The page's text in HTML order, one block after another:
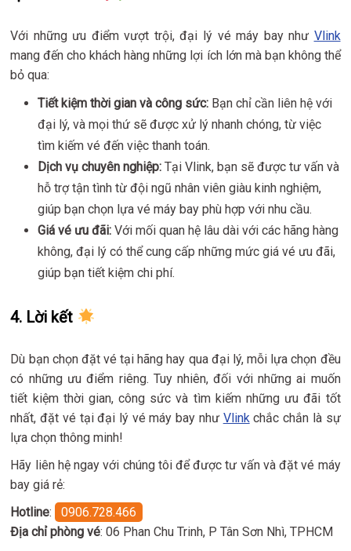
Với những ưu điểm vượt trội, đại lý vé máy bay như Vlink
mang đến cho khách hàng những lợi ích lớn mà bạn không thể
bỏ qua:
Tiết kiệm thời gian và công sức: Bạn chỉ cần liên hệ với
đại lý, và mọi thứ sẽ được xử lý nhanh chóng, từ việc
tìm kiếm vé đến việc thanh toán.
Dịch vụ chuyên nghiệp: Tại Vlink, bạn sẽ được tư vấn và
hỗ trợ tận tình từ đội ngũ nhân viên giàu kinh nghiệm,
giúp bạn chọn lựa vé máy bay phù hợp với nhu cầu.
Giá vé ưu đãi: Với mối quan hệ lâu dài với các hãng hàng
không, đại lý có thể cung cấp những mức giá vé ưu đãi,
giúp bạn tiết kiệm chi phí.
4. Lời kết
Dù bạn chọn đặt vé tại hãng hay qua đại lý, mỗi lựa chọn đều
có những ưu điểm riêng. Tuy nhiên, đối với những ai muốn
tiết kiệm thời gian, công sức và tìm kiếm những ưu đãi tốt
nhất, đặt vé tại đại lý vé máy bay như Vlinkchắc chắn là sự
lựa chọn thông minh!
Hãy liên hệ ngay với chúng tôi để được tư vấn và đặt vé máy
bay giá rẻ:
Hotline:
0906.728.466
Địa chỉ phòng vé: 06 Phan Chu Trinh, P Tân Sơn Nhì, TPHCM